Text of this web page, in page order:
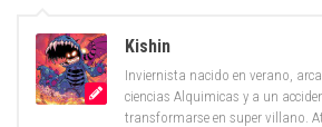
Kishin
Inviernista nacido en verano,
ciencias Alquimicas y a un
transformarse en super villano.